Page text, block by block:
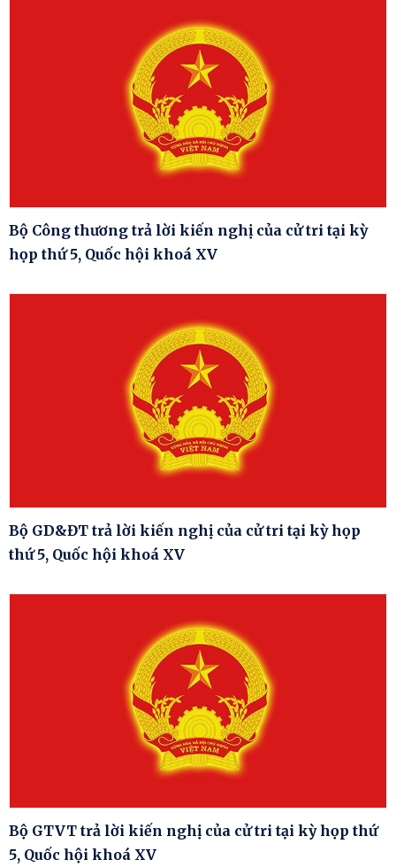
Bộ Công thương trả lời kiến nghị của cử tri tại kỳ
họp thứ 5, Quốc hội khoá XV
Bộ GD&ĐT trả lời kiến nghị của cử tri tại kỳ họp
thứ 5, Quốc hội khoá XV
Bộ GTVT trả lời kiến nghị của cử tri tại kỳ họp thứ
5, Quốc hội khoá XV